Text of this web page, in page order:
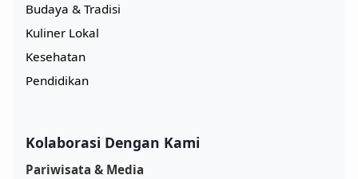
Budaya & Tradisi
Kuliner Lokal
Kesehatan
Pendidikan
Kolaborasi Dengan Kami
Pariwisata & Media